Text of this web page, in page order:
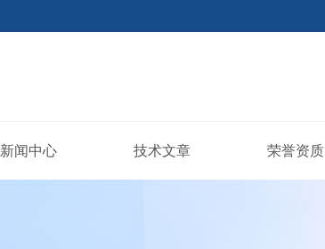
新闻中心 技术文章 荣誉资质